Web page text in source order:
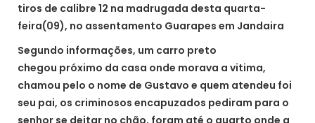
tiros de calibre 12 na madrugada desta quarta-
feira(09), no assentamento Guarapes em Jandaira
Segundo informações, um carro preto
chegou próximo da casa onde morava a vitima,
chamou pelo o nome de Gustavo e quem atendeu foi
seu pai, os criminosos encapuzados pediram para o
senhor se deitar no chão, foram até o quarto onde a